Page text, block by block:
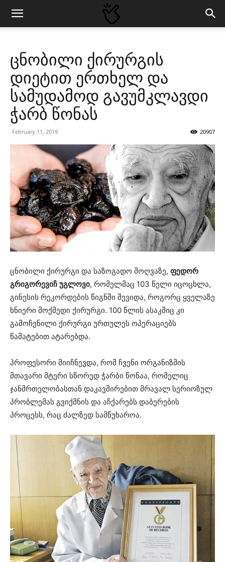
ცნობილი ქირურგის
დიეტით ერთხელ და
სამუდამოდ გავუმკლავდი
ჭარბ წონას
February 11, 2019 20907
ცნობილი ქირურგი და საზოგადო მოღვაზე, ფედორ
გრიგორევიჩ უგლოვი, რომელმაც 103 წელი იცოცხლა,
გინესის რეკორდების წიგნში შევიდა, როგორც ყველაზე
ხნიერი მოქმედი ქირურგი. 100 წლის ასაკშიც კი
გამოჩენილი ქირურგი ურთულეს ოპერაციებს
წამატებით ატარებდა.
პროფესორი მიიჩნევდა, რომ ჩვენი ორგანიზმის
მთავარი მტერი სწორედ ჭარბი წონაა, რომელიც
ჯანმრთელობასთან დაკავშირებით მრავალ სერიოზულ
პრობლემას გვიქმნის და აჩქარებს დაბერების
პროცესს, რაც ძალზედ სამწუხაროა.